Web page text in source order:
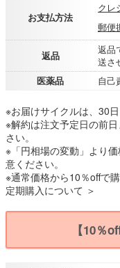
お支払方法
クレ
郵便
返品
返品
送さ
医薬品
自己
※お届けサイクルは、30
※解約は注文予定日の前
さい。
※「円相場の変動」より
意ください。
※通常価格から10％offで
定期購入について ＞
【10％